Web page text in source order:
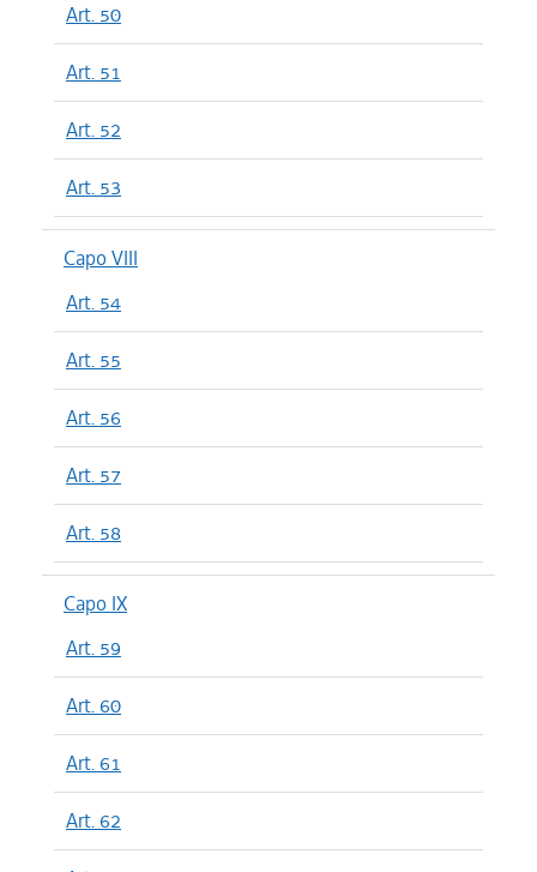
Art. 50
Art. 51
Art. 52
Art. 53
Capo VIII
Art. 54
Art. 55
Art. 56
Art. 57
Art. 58
Capo IX
Art. 59
Art. 60
Art. 61
Art. 62